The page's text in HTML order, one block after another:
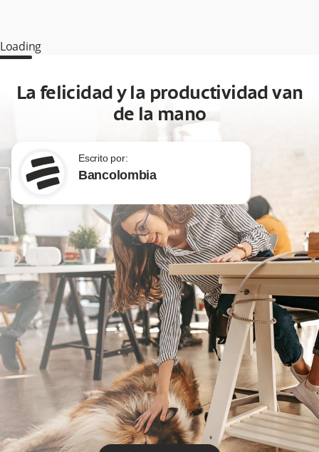
Loading
La felicidad y la productividad van
de la mano
Escrito por:
Bancolombia